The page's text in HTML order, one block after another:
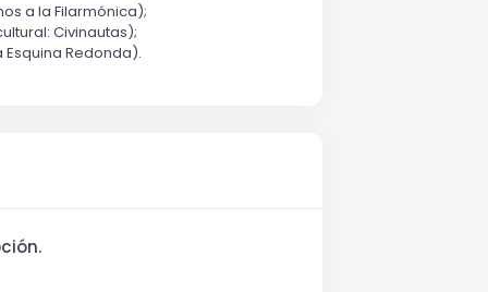
a la Filarmónica);
Civinautas);
Redonda).